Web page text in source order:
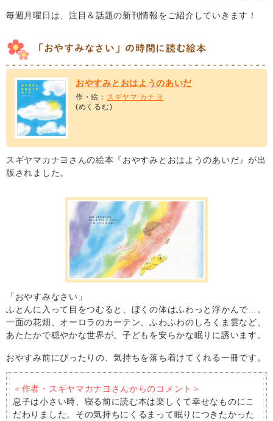
毎週月曜日は、注目＆話題の新刊情報をご紹介していきます！
「おやすみなさい」の時間に読む絵本
おやすみとおはようのあいだ
作・絵： スギヤマ カナヨ
(めくるむ)
スギヤマカナヨさんの絵本『おやすみとおはようのあいだ』が出
版されました。
「おやすみなさい」
ふとんに入って目をつむると、ぼくの体はふわっと浮かんで…。
一面の花畑、オーロラのカーテン、ふわふわのしろくま雲など、
あたたかで穏やかな世界が、子どもを安らかな眠りに誘います。
おやすみ前にぴったりの、気持ちを落ち着けてくれる一冊です。
＜作者・スギヤマカナヨさんからのコメント＞
息子は小さい時、寝る前に読む本は楽しくて幸せなものにこ
だわりました。その気持ちにくるまって眠りにつきたかった